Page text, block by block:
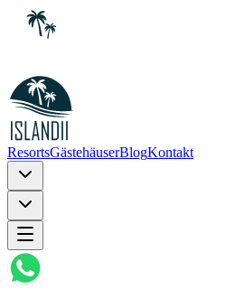
ResortsGästehäuserBlogKontakt